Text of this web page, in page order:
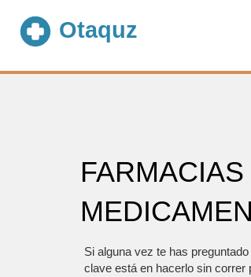
Si alguna vez te has
clave está en hacerlo sin correr